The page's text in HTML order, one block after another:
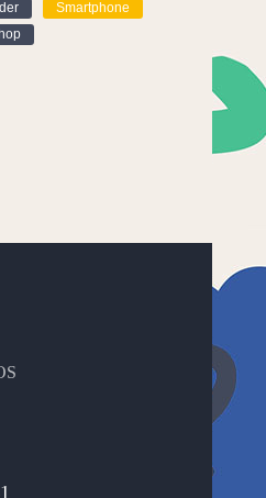
Smartphone